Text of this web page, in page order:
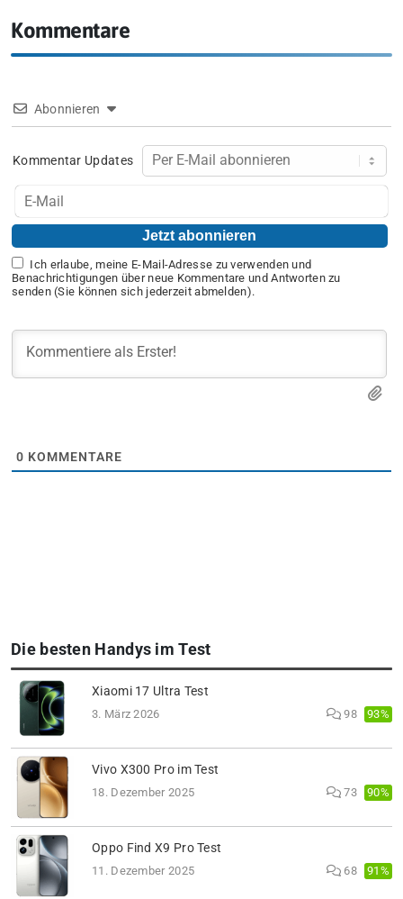
Kommentare
Abonnieren
Kommentar Updates
Ich erlaube, meine E-Mail-Adresse zu verwenden und
Benachrichtigungen über neue Kommentare und Antworten zu
senden (Sie können sich jederzeit abmelden).
0 KOMMENTARE
Die besten Handys im Test
Xiaomi 17 Ultra Test
3. März 2026 98 93%
Vivo X300 Pro im Test
18. Dezember 2025 73 90%
Oppo Find X9 Pro Test
11. Dezember 2025 68 91%